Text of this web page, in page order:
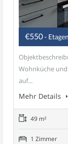
€550-
Wohnküche
auf...
Mehr Details
49 m²
1 Zimmer